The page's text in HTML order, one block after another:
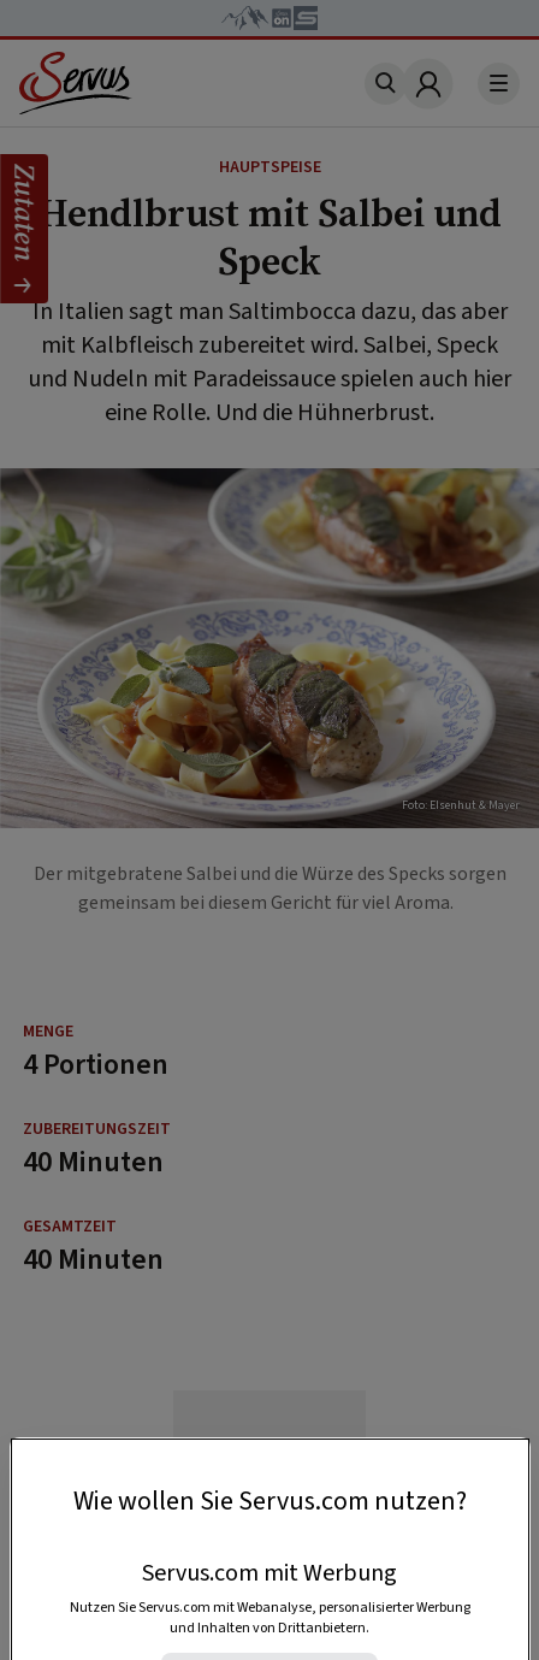
Account
HAUPTSPEISE
Hendlbrust mit Salbei und
Speck
In Italien sagt man Saltimbocca dazu, das aber
mit Kalbfleisch zubereitet wird. Salbei, Speck
und Nudeln mit Paradeissauce spielen auch hier
eine Rolle. Und die Hühnerbrust.
Foto: EIsenhut & Mayer
Der mitgebratene Salbei und die Würze des Specks sorgen
gemeinsam bei diesem Gericht für viel Aroma.
4 Portionen
40 Minuten
40 Minuten
Zutaten
Wie wollen Sie Servus.com nutzen?
Servus.com mit Werbung
Nutzen Sie Servus.com mit Webanalyse, personalisierter Werbung
und Inhalten von Drittanbietern.